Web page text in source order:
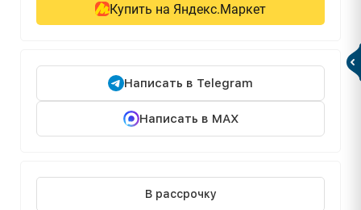
Купить на Яндекс.Маркет
Написать в Telegram
Написать в MAX
В рассрочку